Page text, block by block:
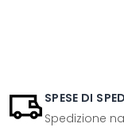
SPESE DI
Spedizione